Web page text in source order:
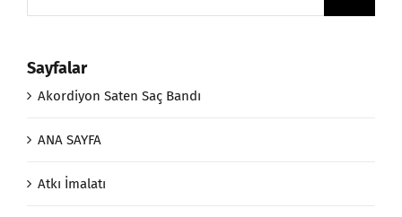
Sayfalar
Akordiyon Saten Saç Bandı
ANA SAYFA
Atkı İmalatı